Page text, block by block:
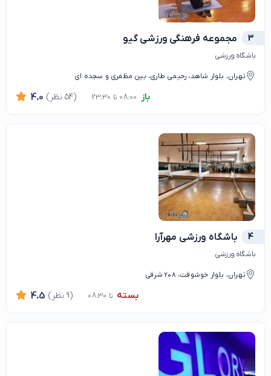
3 مجموعه فرهنگی ورزشی گیو
باشگاه ورزشی
تهران، بلوار شاهد، رحیمی طاری، بین مظفری و سجده ای
باز 4.0 (54 نظر)
4 باشگاه ورزشی مهرآرا
باشگاه ورزشی
تهران، بلوار خوشوقت، 208 شرقی
بسته تا 08:30 4.5 (9 نظر)